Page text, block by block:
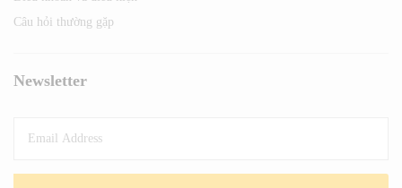
Câu hỏi thường gặp
Newsletter